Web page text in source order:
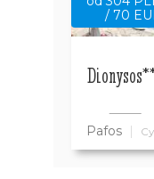
/ 70
Pafos